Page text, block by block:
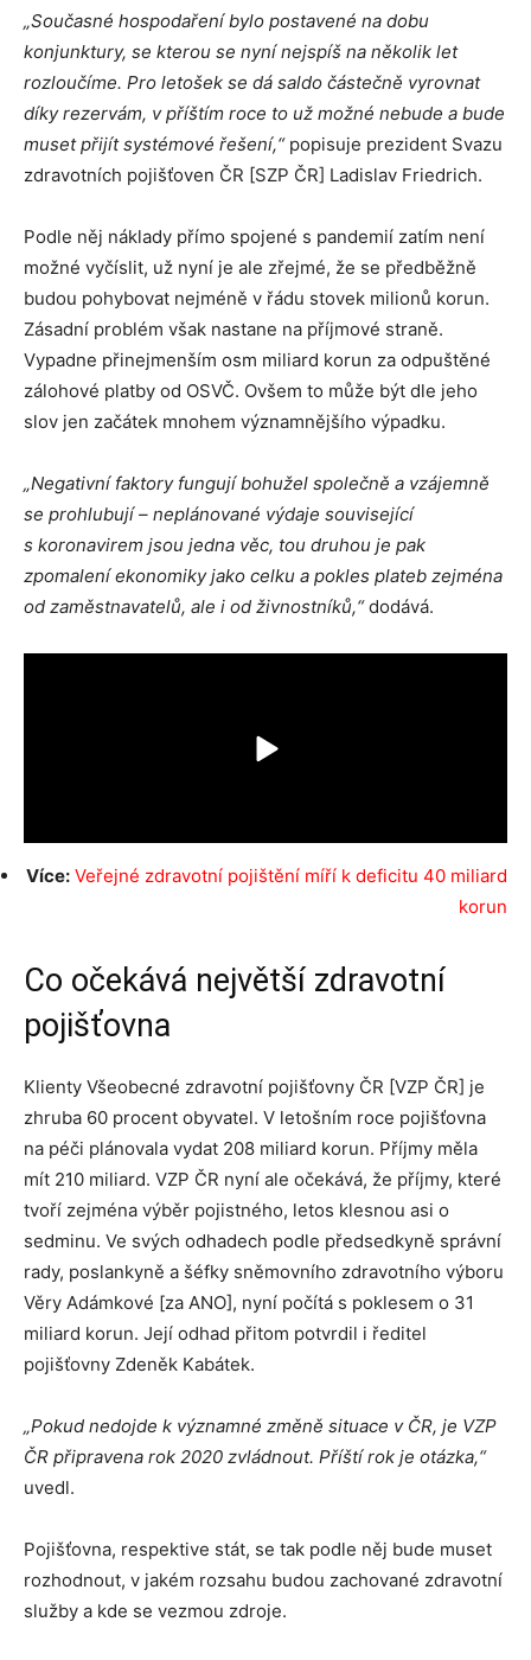
„Současné hospodaření bylo postavené na dobu
konjunktury, se kterou se nyní nejspíš na několik let
rozloučíme. Pro letošek se dá saldo částečně vyrovnat
díky rezervám, v příštím roce to už možné nebude a bude
muset přijít systémové řešení,“popisuje prezident Svazu
zdravotních pojišťoven ČR [SZP ČR] Ladislav Friedrich.
Podle něj náklady přímo spojené s pandemií zatím není
možné vyčíslit, už nyní je ale zřejmé, že se předběžně
budou pohybovat nejméně v řádu stovek milionů korun.
Zásadní problém však nastane na příjmové straně.
Vypadne přinejmenším osm miliard korun za odpuštěné
zálohové platby od OSVČ. Ovšem to může být dle jeho
slov jen začátek mnohem významnějšího výpadku.
„Negativní faktory fungují bohužel společně a vzájemně
se prohlubují – neplánované výdaje související
s koronavirem jsou jedna věc, tou druhou je pak
zpomalení ekonomiky jako celku a pokles plateb zejména
od zaměstnavatelů, ale i od živnostníků,“dodává.
Více: Veřejné zdravotní pojištění míří k deficitu 40 miliard
korun
Co očekává největší zdravotní
pojišťovna
Klienty Všeobecné zdravotní pojišťovny ČR [VZP ČR] je
zhruba 60 procent obyvatel. V letošním roce pojišťovna
na péči plánovala vydat 208 miliard korun. Příjmy měla
mít 210 miliard. VZP ČR nyní ale očekává, že příjmy, které
tvoří zejména výběr pojistného, letos klesnou asi o
sedminu. Ve svých odhadech podle předsedkyně správní
rady, poslankyně a šéfky sněmovního zdravotního výboru
Věry Adámkové [za ANO], nyní počítá s poklesem o 31
miliard korun. Její odhad přitom potvrdil i ředitel
pojišťovny Zdeněk Kabátek.
„Pokud nedojde k významné změně situace v ČR, je VZP
ČR připravena rok 2020 zvládnout. Příští rok je otázka,“
uvedl.
Pojišťovna, respektive stát, se tak podle něj bude muset
rozhodnout, v jakém rozsahu budou zachované zdravotní
služby a kde se vezmou zdroje.